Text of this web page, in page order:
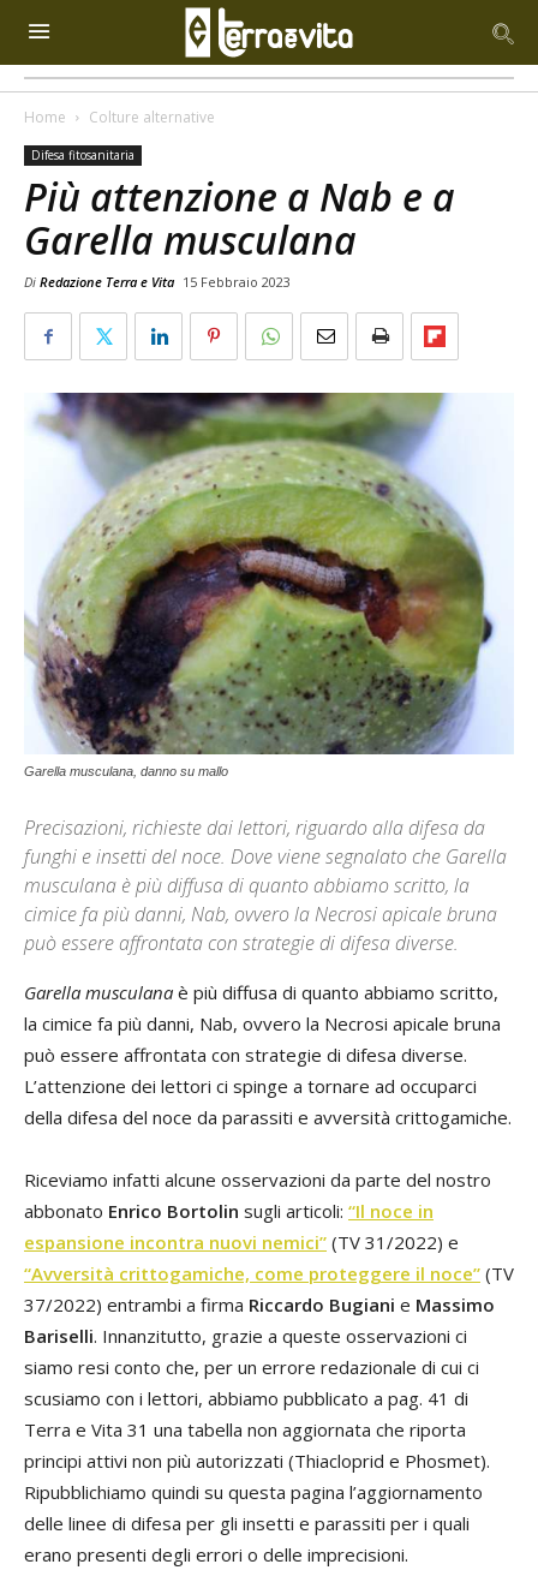
Home Colture alternative
Difesa fitosanitaria
Più attenzione a Nab e a
Garella musculana
Di Redazione Terra e Vita 15 Febbraio 2023
Garella musculana, danno su mallo
Precisazioni, richieste dai lettori, riguardo alla difesa da
funghi e insetti del noce. Dove viene segnalato che Garella
musculana è più diffusa di quanto abbiamo scritto, la
cimice fa più danni, Nab, ovvero la Necrosi apicale bruna
può essere affrontata con strategie di difesa diverse.
Garella musculana è più diffusa di quanto abbiamo scritto,
la cimice fa più danni, Nab, ovvero la Necrosi apicale bruna
può essere affrontata con strategie di difesa diverse.
L’attenzione dei lettori ci spinge a tornare ad occuparci
della difesa del noce da parassiti e avversità crittogamiche.
Riceviamo infatti alcune osservazioni da parte del nostro
abbonato Enrico Bortolin sugli articoli: “Il noce in
espansione incontra nuovi nemici” (TV 31/2022) e
“Avversità crittogamiche, come proteggere il noce” (TV
37/2022) entrambi a firma Riccardo Bugiani e Massimo
Bariselli. Innanzitutto, grazie a queste osservazioni ci
siamo resi conto che, per un errore redazionale di cui ci
scusiamo con i lettori, abbiamo pubblicato a pag. 41 di
Terra e Vita 31 una tabella non aggiornata che riporta
principi attivi non più autorizzati (Thiacloprid e Phosmet).
Ripubblichiamo quindi su questa pagina l’aggiornamento
delle linee di difesa per gli insetti e parassiti per i quali
erano presenti degli errori o delle imprecisioni.